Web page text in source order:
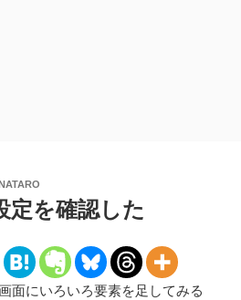
を確認した
面にいろいろ要素を足してみる